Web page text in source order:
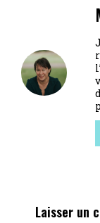
Laisser un